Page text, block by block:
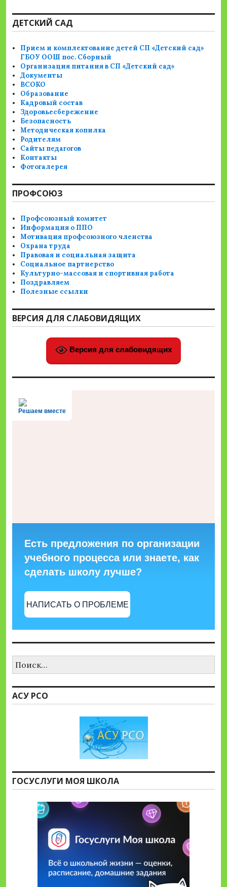
ДЕТСКИЙ САД
Прием и комплектование детей СП «Детский сад»
ГБОУ ООШ пос. Сборный
Организация питания в СП «Детский сад»
Документы
ВСОКО
Образование
Кадровый состав
Здоровьесбережение
Безопасность
Методическая копилка
Родителям
Сайты педагогов
Контакты
Фотогалерея
ПРОФСОЮЗ
Профсоюзный комитет
Информация о ППО
Мотивация профсоюзного членства
Охрана труда
Правовая и социальная защита
Социальное партнерство
Культурно-массовая и спортивная работа
Поздравляем
Полезные ссылки
ВЕРСИЯ ДЛЯ СЛАБОВИДЯЩИХ
Версия для слабовидящих
Решаем вместе
Есть предложения по организации
учебного процесса или знаете, как
сделать школу лучше?
НАПИСАТЬ О ПРОБЛЕМЕ
АСУ РСО
ГОСУСЛУГИ МОЯ ШКОЛА